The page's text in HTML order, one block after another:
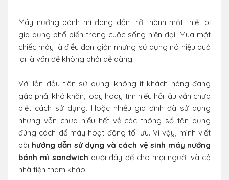
Máy nướng bánh mì đang dần trở thành một thiết bị
gia dụng phổ biến trong cuộc sống hiện đại. Mua một
chiếc máy là điều đơn giản nhưng sử dụng nó hiệu quả
lại là vấn đề không phải dễ dàng.
Với lần đầu tiên sử dụng, không ít khách hàng đang
gặp phải khó khăn, loay hoay tìm hiểu hồi lâu vẫn chưa
biết cách sử dụng. Hoặc nhiều gia đình đã sử dụng
nhưng vẫn chưa hiểu hết về các thông số tận dụng
đúng cách để máy hoạt động tối ưu. Vì vậy, mình viết
bài hướng dẫn sử dụng và cách vệ sinh máy nướng
bánh mì sandwich dưới đây để cho mọi người và cả
nhà tiện tham khảo.